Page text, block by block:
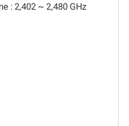
: 2,402 ~ 2,480 GHz